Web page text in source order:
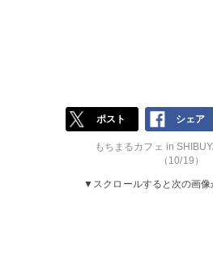
ポスト シェア
もちまるカフェ in
（10/19）
▼スクロールすると次の画像